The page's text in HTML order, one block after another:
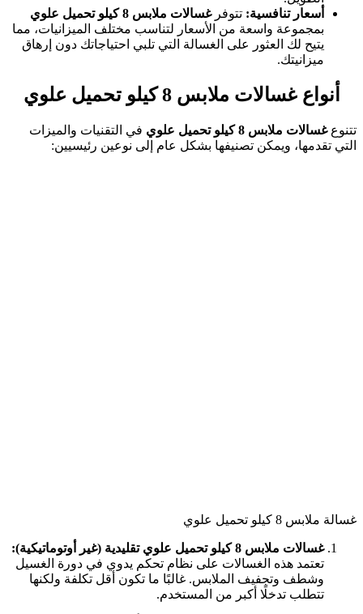
أسعار تنافسية: تتوفرغسالات ملابس 8 كيلو تحميل علوي
بمجموعة واسعة من الأسعار لتناسب مختلف الميزانيات، مما
يتيح لك العثور على الغسالة التي تلبي احتياجاتك دون إرهاق
ميزانيتك.
أنواع غسالات ملابس 8 كيلو تحميل علوي
تتنوعغسالات ملابس 8 كيلو تحميل علوي
في التقنيات والميزات
التي تقدمها، ويمكن تصنيفها بشكل عام إلى نوعين رئيسيين:
غسالة ملابس 8 كيلو تحميل علوي
غسالات ملابس 8 كيلو تحميل علوي تقليدية (غير أوتوماتيكية):
تعتمد هذه الغسالات على نظام تحكم يدوي في دورة الغسيل
وشطف وتجفيف الملابس. غالبًا ما تكون أقل تكلفة ولكنها
تتطلب تدخلًا أكبر من المستخدم.